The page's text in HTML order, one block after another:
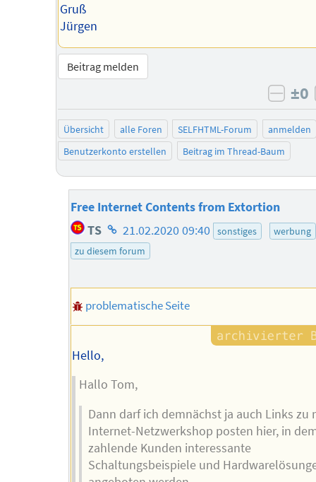
Gruß
Jürgen
Beitrag melden
±0
Übersicht alle Foren SELFHTML-Forum
anmelden
Benutzerkonto erstellen
Beitrag im Thread-Baum
Free Internet Contents from Extortion
TS Homepage
des
21.02.2020 09:40 sonstiges
werbung
zu diesem forum
problematische Seite
Hello,
Hallo Tom,
Dann darf ich demnächst ja auch Links zu
Internet-Netzwerkshop posten hier, in
zahlende Kunden interessante
Schaltungsbeispiele und